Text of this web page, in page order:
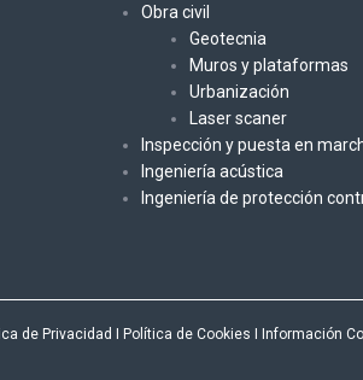
Obra civil
Geotecnia
Muros y plataformas
Urbanización
Laser scaner
Inspección y puesta en
Ingeniería acústica
Ingeniería de protección
de Privacidad Política de Cookies Información